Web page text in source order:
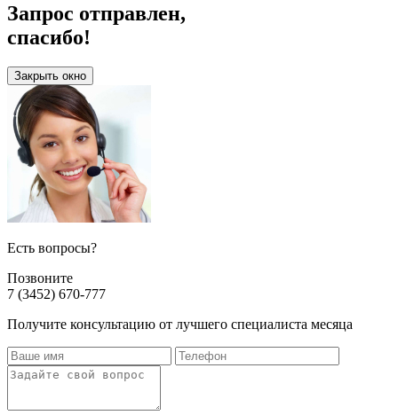
Запрос отправлен,
спасибо!
Закрыть окно
Есть вопросы?
Позвоните
7 (3452) 670-777
Получите консультацию от лучшего специалиста месяца